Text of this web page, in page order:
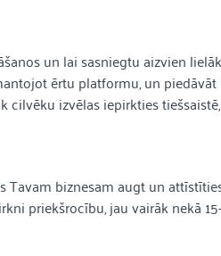
un lai sasniegtu aizvien
ērtu platformu, un
izvēlas iepirkties
biznesam augt un
priekšrocību, jau vairāk nekā